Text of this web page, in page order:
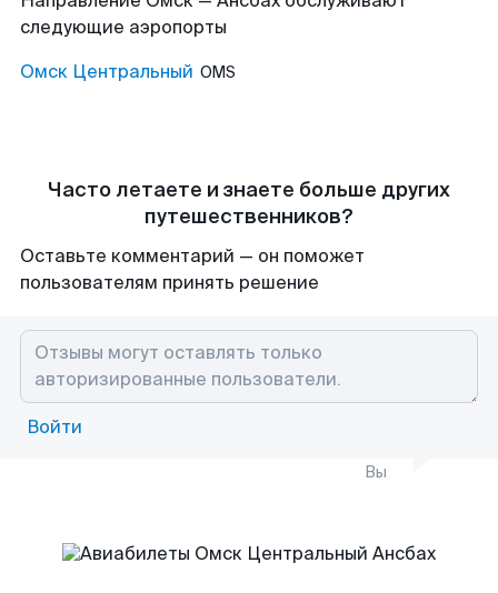
следующие аэропорты
Омск Центральный OMS
Часто летаете и знаете больше других
путешественников?
Оставьте комментарий — он поможет
пользователям принять решение
Войти
Вы